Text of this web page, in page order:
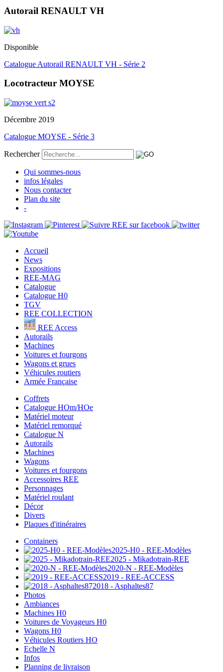
Autorail RENAULT VH
Disponible
Catalogue Autorail RENAULT VH - Série 2
Locotracteur MOYSE
Décembre 2019
Catalogue MOYSE - Série 3
Rechercher
Qui sommes-nous
infos légales
Nous contacter
Plan du site
-
Accueil
News
Expositions
REE-MAG
Catalogue
Catalogue H0
TGV
REE COLLECTION
REE Access
Autorails
Machines
Voitures et fourgons
Wagons et grues
Véhicules routiers
Armée Française
Coffrets
Catalogue HOm/HOe
Matériel moteur
Matériel remorqué
Catalogue N
Autorails
Machines
Wagons
Voitures et fourgons
Accessoires REE
Personnages
Matériel roulant
Décor
Divers
Plaques d'itinéraires
Containers
2025-H0 - REE-Modèles
2025 - Mikadotrain-REE
2020-N - REE-Modèles
2019 - REE-ACCESS
2018 - Asphaltes87
Photos
Ambiances
Machines H0
Voitures de Voyageurs H0
Wagons H0
Véhicules Routiers HO
Echelle N
Infos
Planning de livraison